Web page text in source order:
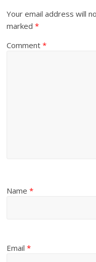
Your email address will
marked*
Comment*
Name*
Email*